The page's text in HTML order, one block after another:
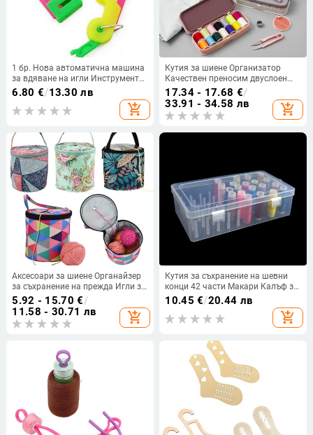
1 бр. Нова автоматична машина
за вдяване на игли Инструмент
за вдяване на конци Напръстник
Инструмент за вдяване на конци
Направляваща игла за
устройство Автоматични
консумативи за шиене на конци
6.80 €/13.30 лв
add_shopping_cart
Кутия за шиене Организатор
Качествен преносим двуслоен
комплект за шиене Комплект за
шиене за пътуване Комплект за
шиене за домашна употреба
Комплект конци за игла за
пътуване за възрастни
17.34 - 17.68 €/
33.91 - 34.58 лв
add_shopping_cart
Аксесоари за шиене Органайзер
за съхранение на прежда Игли за
плетене Преносима торбичка за
плетене на една кука от прежда
Органайзер за кутия за
съхранение на плат за шиене
5.92 - 15.70 €/
11.58 - 30.71 лв
add_shopping_cart
Кутия за съхранение на шевни
конци 42 части Макари Калъф за
носене на бобина Държач за
контейнер Craft Макара
Организиращ калъф Съхранение
10.45 €/20.44 лв
add_shopping_cart